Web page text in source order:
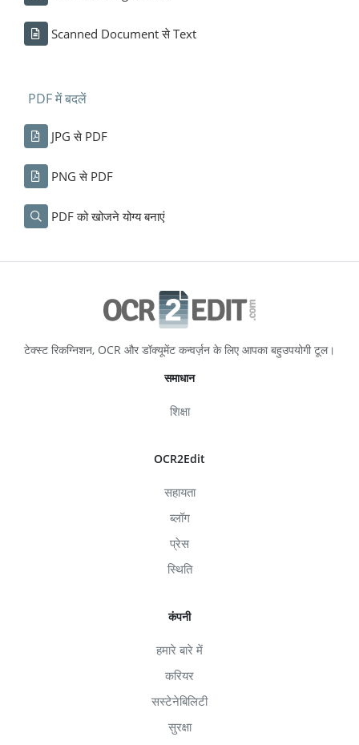
Scanned Document से Text
PDF में बदलें
JPG से PDF
PNG से PDF
PDF को खोजने योग्य बनाएं
टेक्स्ट रिकग्निशन, OCR और डॉक्यूमेंट कन्वर्ज़न के लिए आपका बहुउपयोगी टूल।
समाधान
शिक्षा
OCR2Edit
सहायता
ब्लॉग
प्रेस
स्थिति
कंपनी
हमारे बारे में
करियर
सस्टेनेबिलिटी
सुरक्षा